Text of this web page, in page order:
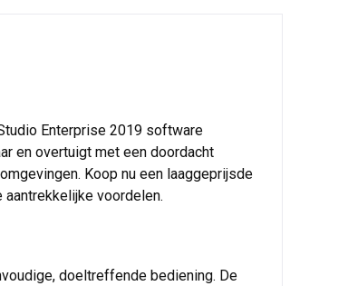
Enterprise 2019 software
en overtuigt met een doordacht
Koop nu een laaggeprijsde
voordelen.
doeltreffende bediening. De